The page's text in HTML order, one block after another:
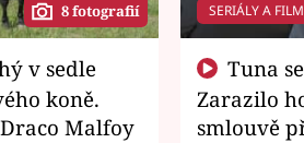
8 fotografií
koně.
Malfoy
SERIÁLY A
Zarazilo
smlouvě